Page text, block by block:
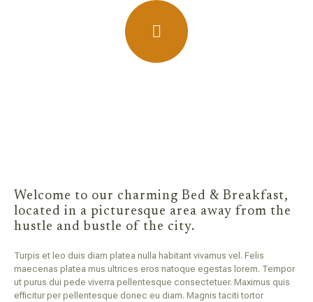
Welcome to our charming Bed & Breakfast,
located in a picturesque area away from the
hustle and bustle of the city.
Turpis et leo duis diam platea nulla habitant vivamus vel. Felis
maecenas platea mus ultrices eros natoque egestas lorem. Tempor
ut purus dui pede viverra pellentesque consectetuer. Maximus quis
efficitur per pellentesque donec eu diam. Magnis taciti tortor